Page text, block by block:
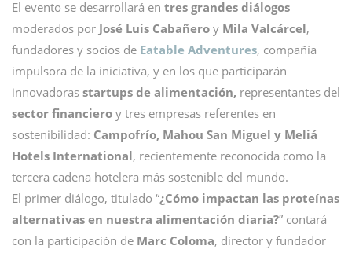
El evento se desarrollará en tres grandes diálogos
moderados por José Luis Cabañero y Mila Valcárcel,
fundadores y socios de Eatable Adventures, compañía
impulsora de la iniciativa, y en los que participarán
innovadoras startups de alimentación, representantes del
sector financiero y tres empresas referentes en
sostenibilidad: Campofrío, Mahou San Miguel y Meliá
Hotels International, recientemente reconocida como la
tercera cadena hotelera más sostenible del mundo.
El primer diálogo, titulado “¿Cómo impactan las proteínas
alternativas en nuestra alimentación diaria?” contará
con la participación de Marc Coloma, director y fundador